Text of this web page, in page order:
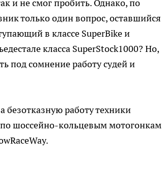
и не смог пробить. Однако, по
только один вопрос, оставшийся
в классе SuperBike и
класса SuperStock1000? Но,
под сомнение работу судей и
безотказную работу техники
шоссейно-кольцевым мотогонкам